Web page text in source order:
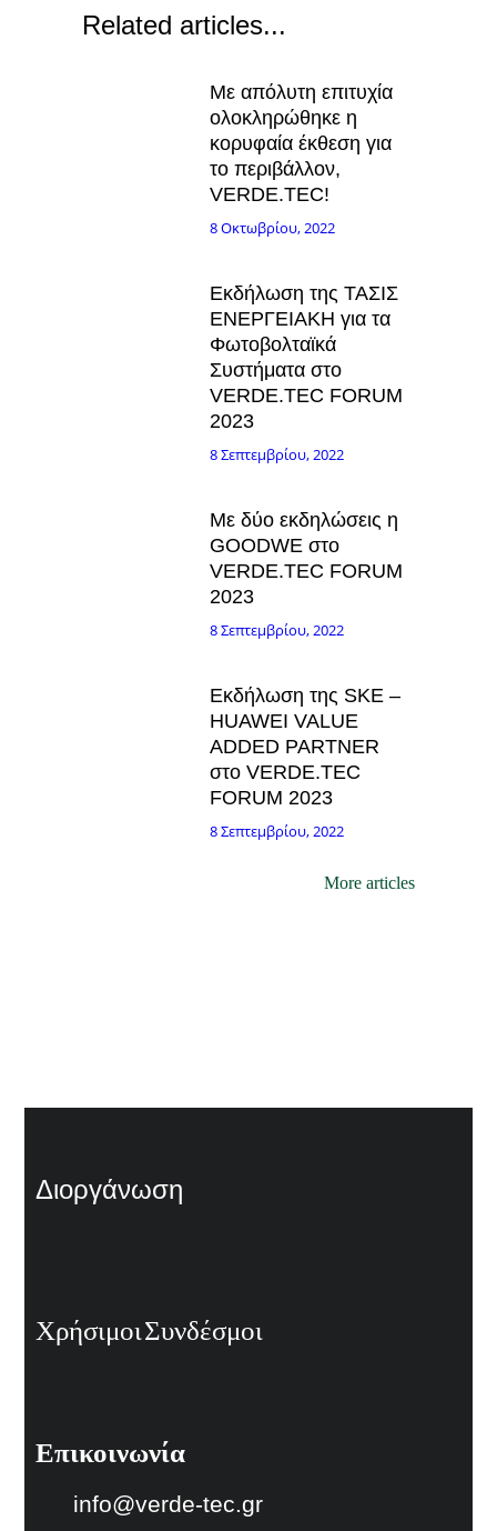
Related articles...
Με απόλυτη επιτυχία
ολοκληρώθηκε η
κορυφαία έκθεση για
το περιβάλλον,
VERDE.TEC!
8 Οκτωβρίου, 2022
Εκδήλωση της ΤΑΣΙΣ
ΕΝΕΡΓΕΙΑΚΗ για τα
Φωτοβολταϊκά
Συστήματα στο
VERDE.TEC FORUM
2023
8 Σεπτεμβρίου, 2022
Με δύο εκδηλώσεις η
GOODWE στο
VERDE.TEC FORUM
2023
8 Σεπτεμβρίου, 2022
Εκδήλωση της SKE –
HUAWEI VALUE
ADDED PARTNER
στο VERDE.TEC
FORUM 2023
8 Σεπτεμβρίου, 2022
More articles
Διοργάνωση
Χρήσιμοι Συνδέσμοι
Επικοινωνία
info@verde-tec.gr